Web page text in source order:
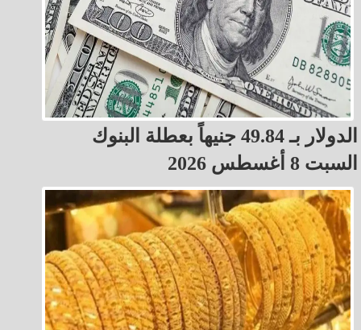
الدولار بـ 49.84 جنيهاً بعطلة البنوك
السبت 8 أغسطس 2026